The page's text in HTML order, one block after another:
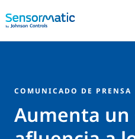
COMUNICADO DE PRENSA
Aumenta un